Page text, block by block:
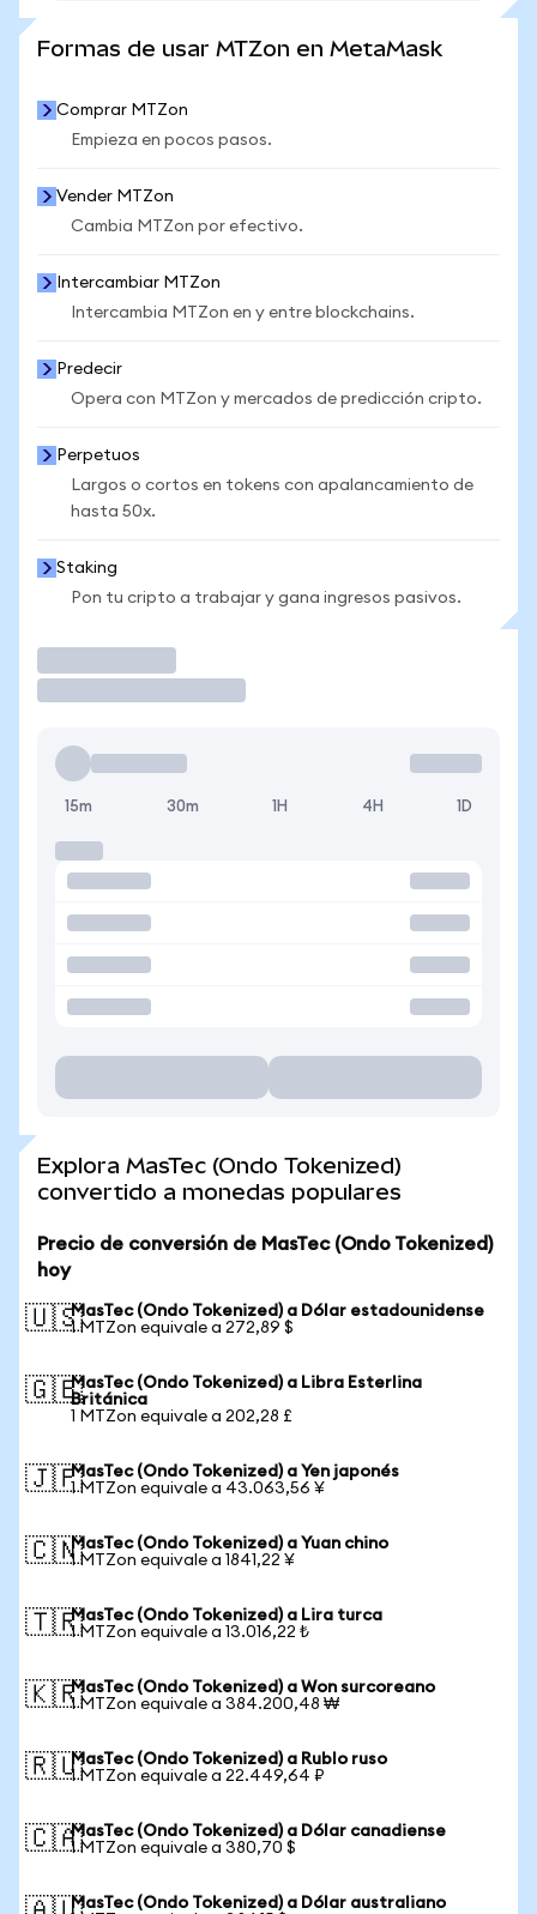
Formas de usar MTZon en MetaMask
Comprar MTZon
Empieza en pocos pasos.
Vender MTZon
Cambia MTZon por efectivo.
Intercambiar MTZon
Intercambia MTZon en y entre blockchains.
Predecir
Opera con MTZon y mercados de predicción cripto.
Perpetuos
Largos o cortos en tokens con apalancamiento de
hasta 50x.
Staking
Pon tu cripto a trabajar y gana ingresos pasivos.
15m 30m 1H 4H 1D
Explora MasTec (Ondo Tokenized)
convertido a monedas populares
Precio de conversión de MasTec (Ondo Tokenized)
hoy
🇺🇸MasTec (Ondo Tokenized) a Dólar estadounidense
1 MTZon equivale a 272,89 $
🇬🇧MasTec (Ondo Tokenized) a Libra Esterlina
Británica
1 MTZon equivale a 202,28 £
🇯🇵MasTec (Ondo Tokenized) a Yen japonés
1 MTZon equivale a 43.063,56 ¥
🇨🇳MasTec (Ondo Tokenized) a Yuan chino
1 MTZon equivale a 1841,22 ¥
🇹🇷MasTec (Ondo Tokenized) a Lira turca
1 MTZon equivale a 13.016,22 ₺
🇰🇷MasTec (Ondo Tokenized) a Won surcoreano
1 MTZon equivale a 384.200,48 ₩
🇷🇺MasTec (Ondo Tokenized) a Rublo ruso
1 MTZon equivale a 22.449,64 ₽
🇨🇦MasTec (Ondo Tokenized) a Dólar canadiense
1 MTZon equivale a 380,70 $
MasTec (Ondo Tokenized) a Dólar australiano